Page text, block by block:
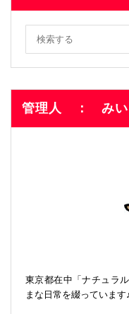
管理人 ： みい
東京都在中「ナチュラ
まな日常を綴っています